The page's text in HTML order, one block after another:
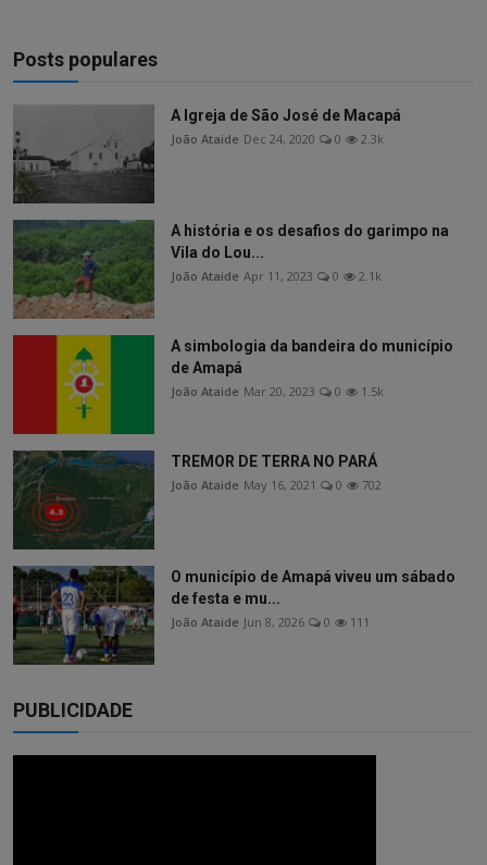
Posts populares
A Igreja de São José de Macapá
João Ataide Dec 24, 2020 0 2.3k
A história e os desafios do garimpo na
Vila do Lou...
João Ataide Apr 11, 2023 0 2.1k
A simbologia da bandeira do município
de Amapá
João Ataide Mar 20, 2023 0 1.5k
TREMOR DE TERRA NO PARÁ
João Ataide May 16, 2021 0 702
O município de Amapá viveu um sábado
de festa e mu...
João Ataide Jun 8, 2026 0 111
PUBLICIDADE